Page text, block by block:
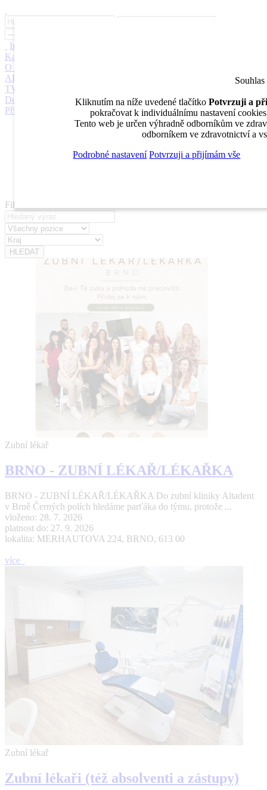
Inzerce
Kariérní poradenství
O nás
AKADEMIE
STOMATEAM
TV
DentalJobs.cz
menu search
Přihlásit
Pro inzerenty
Filtrovat
Zubní lékař
BRNO - ZUBNÍ LÉKAŘ/LÉKAŘKA
BRNO - ZUBNÍ LÉKAŘ/LÉKAŘKA Do zubní kliniky Altadent
v Brně Černých polích hledáme parťáka do týmu, protože ...
vloženo: 28. 7. 2026
platnost do: 27. 9. 2026
lokalita: MERHAUTOVA 224, BRNO, 613 00
více
Zubní lékař
Zubní lékaři (též absolventi a zástupy)
Kliknutím na níže uvedené tlačítko Potvrzuji a
pokračovat k individuálnímu nastavení
Tento web je určen výhradně odborníkům ve
odborníkem ve zdravotnictví a
Podrobné nastavení Potvrzuji a přijímám vše